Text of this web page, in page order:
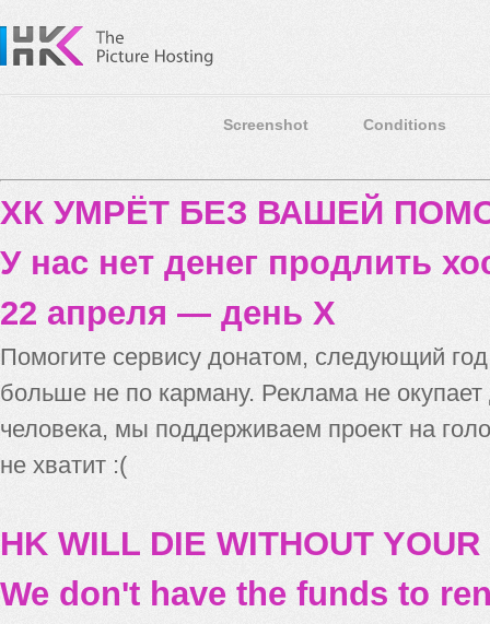
Screenshot Conditions
ХК УМРЁТ БЕЗ ВАШЕЙ
У нас нет денег продлить
22 апреля — день X
Помогите сервису донатом, следующий
больше не по карману. Реклама не
человека, мы поддерживаем проект на
не хватит :(
HK WILL DIE WITHOUT
We don't have the funds to